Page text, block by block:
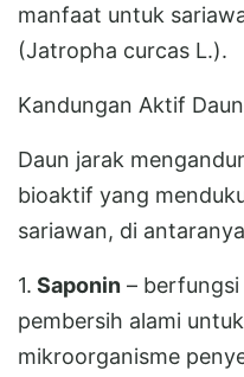
manfaat untuk
(Jatropha curcas L.).
Kandungan Aktif
Daun jarak
bioaktif yang
sariawan, di
1. Saponin –
pembersih alami
mikroorganisme